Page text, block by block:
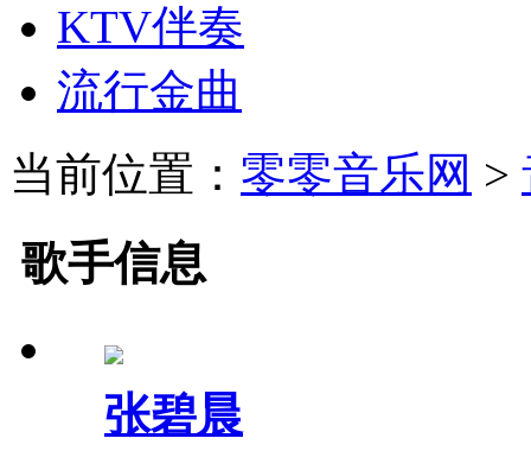
KTV伴奏
流行金曲
当前位置： 零零音乐网 >
歌手信息
张碧晨